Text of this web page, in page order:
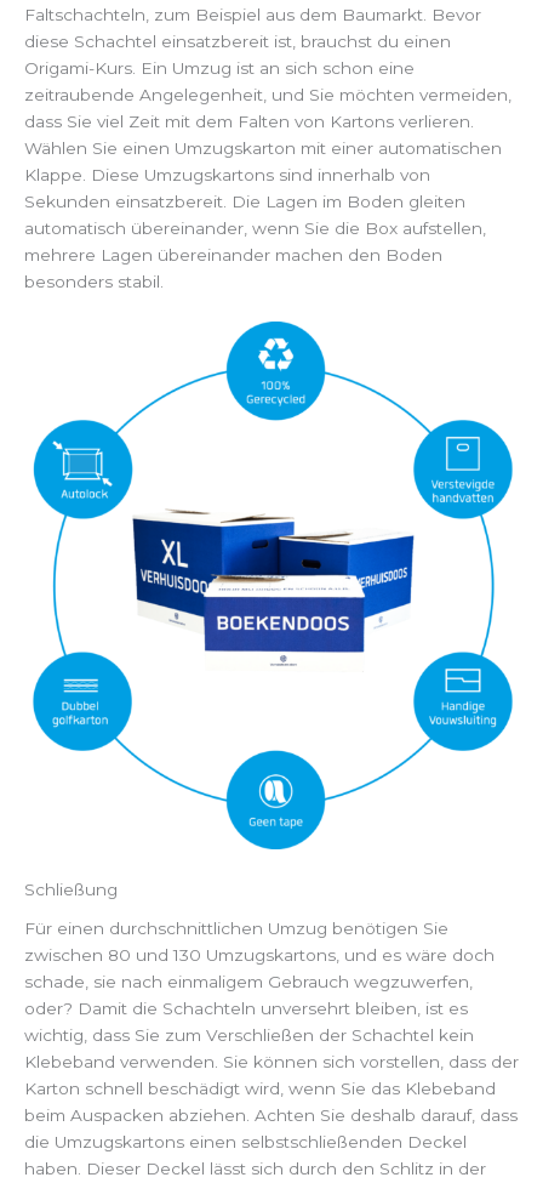
Faltschachteln, zum Beispiel aus dem Baumarkt. Bevor
diese Schachtel einsatzbereit ist, brauchst du einen
Origami-Kurs. Ein Umzug ist an sich schon eine
zeitraubende Angelegenheit, und Sie möchten vermeiden,
dass Sie viel Zeit mit dem Falten von Kartons verlieren.
Wählen Sie einen Umzugskarton mit einer automatischen
Klappe. Diese Umzugskartons sind innerhalb von
Sekunden einsatzbereit. Die Lagen im Boden gleiten
automatisch übereinander, wenn Sie die Box aufstellen,
mehrere Lagen übereinander machen den Boden
besonders stabil.
Schließung
Für einen durchschnittlichen Umzug benötigen Sie
zwischen 80 und 130 Umzugskartons, und es wäre doch
schade, sie nach einmaligem Gebrauch wegzuwerfen,
oder? Damit die Schachteln unversehrt bleiben, ist es
wichtig, dass Sie zum Verschließen der Schachtel kein
Klebeband verwenden. Sie können sich vorstellen, dass der
Karton schnell beschädigt wird, wenn Sie das Klebeband
beim Auspacken abziehen. Achten Sie deshalb darauf, dass
die Umzugskartons einen selbstschließenden Deckel
haben. Dieser Deckel lässt sich durch den Schlitz in der